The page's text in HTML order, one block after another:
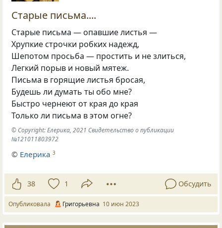
Старые письма....
Старые письма — опавшие листья —
Хрупкие строчки робких надежд,
Шепотом просьба — простить и не злиться,
Легкий порыв и новый мятеж.
Письма в горящие листья бросая,
Будешь ли думать ты обо мне?
Быстро чернеют от края до края
Только ли письма в этом огне?
© Copyright: Елерика, 2021 Свидетельство о публикации
№121011803972
© Елерика 3
38 1 Обсудить
Опубликовала Григорьевна 10 июн 2023